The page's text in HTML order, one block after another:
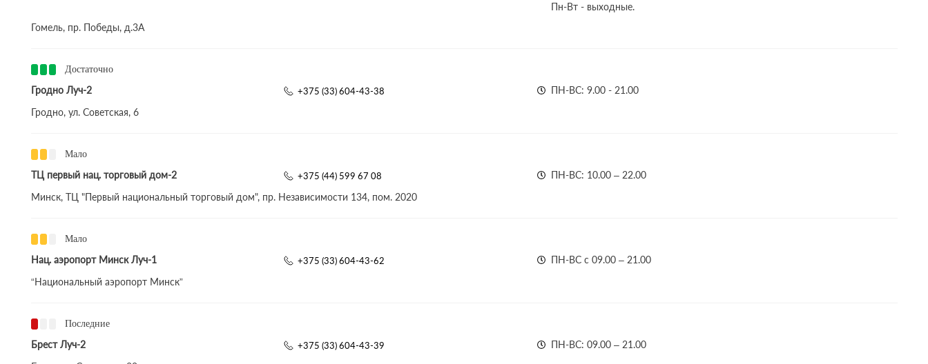
Пн-Вт - выходные.
Гомель, пр. Победы, д.3A
Достаточно
Гродно Луч-2 +375 (33) 604-43-38
ПН-ВС: 9.00 - 21.00
Гродно, ул. Советская, 6
Мало
ТЦ первый нац. торговый дом-2 +375 (44) 599 67 08
ПН-ВС: 10.00 – 22.00
Минск, ТЦ "Первый национальный торговый дом", пр. Независимости 134, пом. 2020
Мало
Нац. аэропорт Минск Луч-1 +375 (33) 604-43-62
ПН-ВС с 09.00 – 21.00
“Национальный аэропорт Минск”
Последние
Брест Луч-2 +375 (33) 604-43-39
ПН-ВС: 09.00 – 21.00